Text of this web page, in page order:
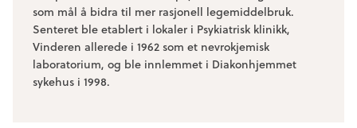
som mål å bidra til mer rasjonell legemiddelbruk.
Senteret ble etablert i lokaler i Psykiatrisk klinikk,
Vinderen allerede i 1962 som et nevrokjemisk
laboratorium, og ble innlemmet i Diakonhjemmet
sykehus i 1998.